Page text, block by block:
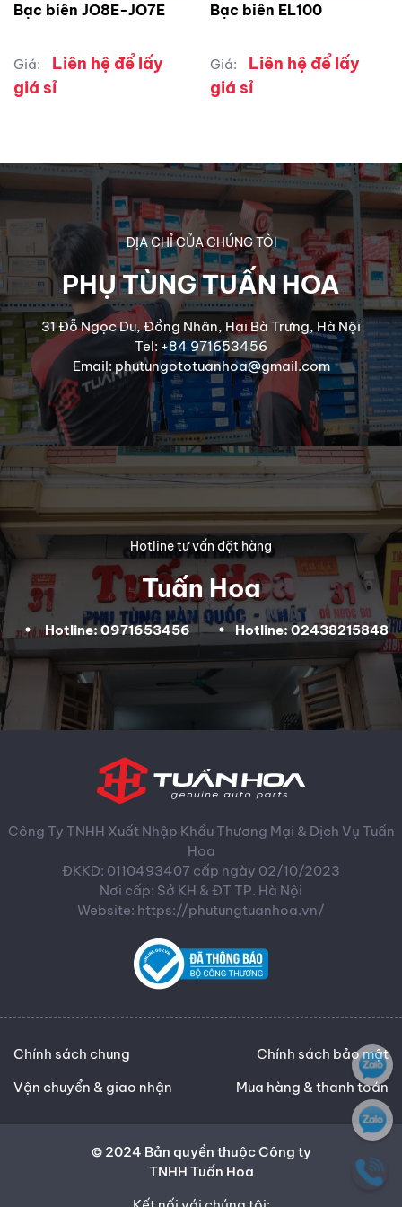
Bạc biên JO8E-JO7E
Giá:
Liên hệ để lấy
giá sỉ
Bạc biên EL100
Giá:
Liên hệ để lấy
giá sỉ
ĐỊA CHỈ CỦA CHÚNG TÔI
PHỤ TÙNG TUẤN HOA
31 Đỗ Ngọc Du, Đồng Nhân, Hai Bà Trưng, Hà Nội
Tel: +84 971653456
Email: phutungototuanhoa@gmail.com
Hotline tư vấn đặt hàng
Tuấn Hoa
Hotline: 0971653456 Hotline: 02438215848
Công Ty TNHH Xuất Nhập Khẩu Thương Mại & Dịch Vụ Tuấn
Hoa
ĐKKD: 0110493407 cấp ngày 02/10/2023
Nơi cấp: Sở KH & ĐT TP. Hà Nội
Website: https://phutungtuanhoa.vn/
Chính sách chung
Chính sách bảo mật
Vận chuyển & giao nhận
Mua hàng & thanh toán
© 2024 Bản quyền thuộc Công ty
TNHH Tuấn Hoa